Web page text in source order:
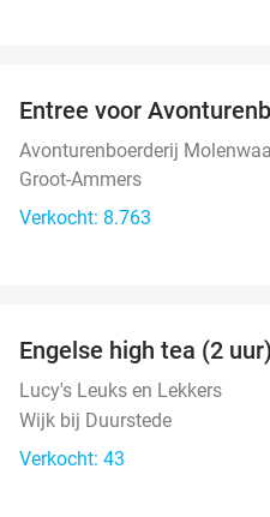
Entree voor
Avonturenboerderij
Groot-Ammers
Verkocht: 8.763
Engelse high tea (2 uur)
Lucy's Leuks en Lekkers
Wijk bij Duurstede
Verkocht: 43